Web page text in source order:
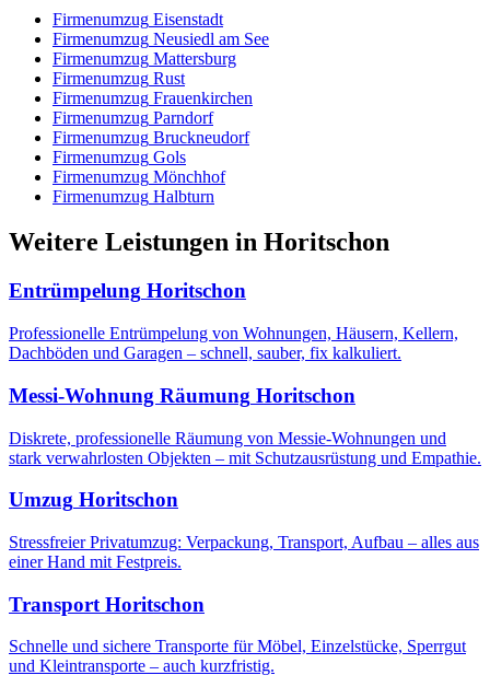
Firmenumzug Eisenstadt
Firmenumzug Neusiedl am See
Firmenumzug Mattersburg
Firmenumzug Rust
Firmenumzug Frauenkirchen
Firmenumzug Parndorf
Firmenumzug Bruckneudorf
Firmenumzug Gols
Firmenumzug Mönchhof
Firmenumzug Halbturn
Weitere Leistungen in Horitschon
Entrümpelung Horitschon
Professionelle Entrümpelung von Wohnungen, Häusern, Kellern,
Dachböden und Garagen – schnell, sauber, fix kalkuliert.
Messi-Wohnung Räumung Horitschon
Diskrete, professionelle Räumung von Messie-Wohnungen und
stark verwahrlosten Objekten – mit Schutzausrüstung und Empathie.
Umzug Horitschon
Stressfreier Privatumzug: Verpackung, Transport, Aufbau – alles aus
einer Hand mit Festpreis.
Transport Horitschon
Schnelle und sichere Transporte für Möbel, Einzelstücke, Sperrgut
und Kleintransporte – auch kurzfristig.